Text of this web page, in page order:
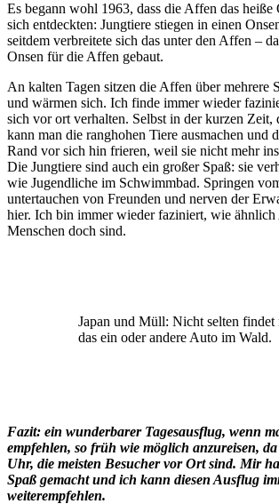
Es begann wohl 1963, dass die Affen das heiße
sich entdeckten: Jungtiere stiegen in einen
seitdem verbreitete sich das unter den Affen –
Onsen für die Affen gebaut.
An kalten Tagen sitzen die Affen über mehrere
und wärmen sich. Ich finde immer wieder
sich vor ort verhalten. Selbst in der kurzen Zeit,
kann man die ranghohen Tiere ausmachen und
Rand vor sich hin frieren, weil sie nicht mehr
Die Jungtiere sind auch ein großer Spaß: sie
wie Jugendliche im Schwimmbad. Springen
untertauchen von Freunden und nerven der
hier. Ich bin immer wieder faziniert, wie
Menschen doch sind.
Japan und Müll: Nicht selten findet
das ein oder andere Auto im Wald.
Fazit: ein wunderbarer Tagesausflug, wenn
empfehlen, so früh wie möglich anzureisen, da
Uhr, die meisten Besucher vor Ort sind. Mir
Spaß gemacht und ich kann diesen Ausflug
weiterempfehlen.